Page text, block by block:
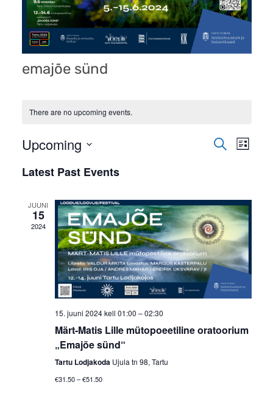
emajõe sünd
There are no upcoming events.
Events
Views
Search
List
Upcoming
date.
Latest Past Events
JUUNI
15
2024
15. juuni 2024 kell 01:00 –02:30
Märt-Matis Lille mütopoeetiline oratoorium
„Emajõe sünd“
Tartu Lodjakoda Ujula tn 98, Tartu
€31.50 – €51.50